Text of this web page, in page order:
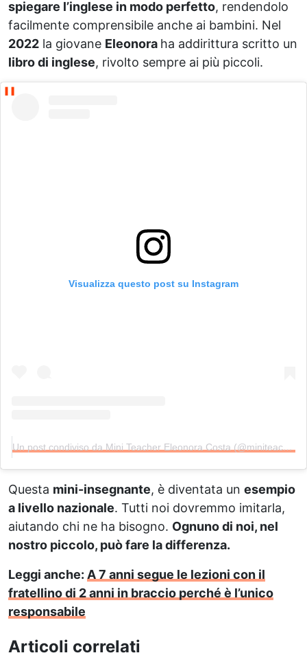
spiegare l’inglese in modo perfetto, rendendolo
facilmente comprensibile anche ai bambini. Nel
2022 la giovane Eleonora ha addirittura scritto un
libro di inglese, rivolto sempre ai più piccoli.
Visualizza questo post su Instagram
Un post condiviso da Mini Teacher Eleonora Costa (@miniteacher_oficial)
Questa mini-insegnante, è diventata un esempio
a livello nazionale. Tutti noi dovremmo imitarla,
aiutando chi ne ha bisogno. Ognuno di noi, nel
nostro piccolo, può fare la differenza.
Leggi anche: A 7 anni segue le lezioni con il
fratellino di 2 anni in braccio perché è l’unico
responsabile
Articoli correlati